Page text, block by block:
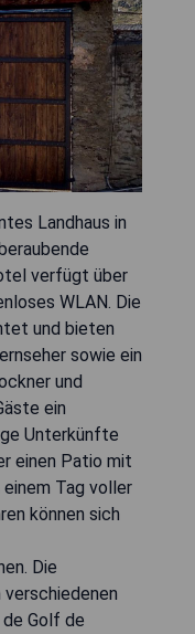
Landhaus in
verfügt über
WLAN. Die
und bieten
sowie ein
und
ein
Unterkünfte
einen Patio mit
Tag voller
können sich
Die
Golf de